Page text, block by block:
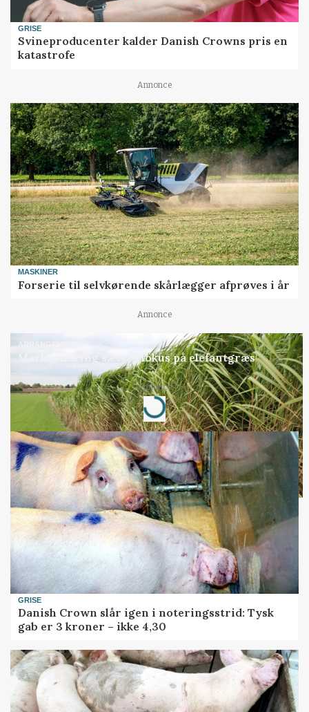
GRISE
Svineproducenter kalder Danish Crowns pris en
katastrofe
Annonce
MASKINER
Forserie til selvkørende skårlægger afprøves i år
Annonce
ARRANGEMENT
Markvandring sætter fokus på elefantgræs
Annonce
Loading...
GRISE
Danish Crown slår igen i noteringsstrid: Tysk
gab er 3 kroner – ikke 4,30